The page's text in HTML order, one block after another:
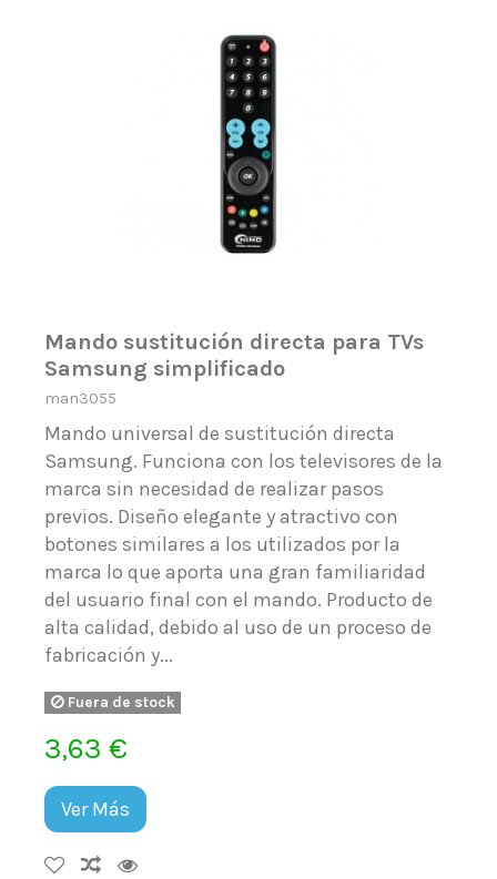
Mando sustitución directa para TVs
Samsung simplificado
man3055
Mando universal de sustitución directa
Samsung. Funciona con los televisores de la
marca sin necesidad de realizar pasos
previos. Diseño elegante y atractivo con
botones similares a los utilizados por la
marca lo que aporta una gran familiaridad
del usuario final con el mando. Producto de
alta calidad, debido al uso de un proceso de
fabricación y...
Fuera de stock
3,63 €
Ver Más